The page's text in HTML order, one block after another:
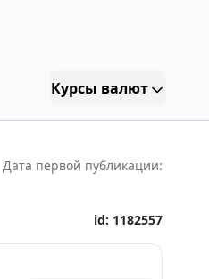
Курсы валют
Дата первой публикации:
id: 1182557